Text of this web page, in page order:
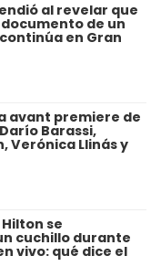
al revelar que
de un
en Gran
avant premiere de
Barassi,
Verónica Llinás y
se
cuchillo durante
vivo: qué dice el